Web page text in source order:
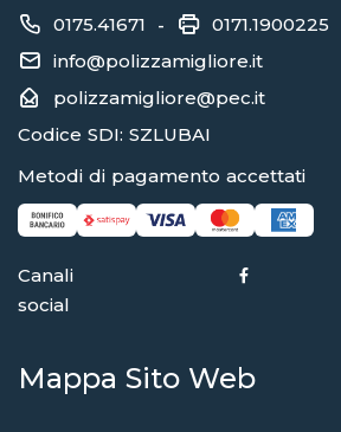
0175.41671 -
0171.1900225
info@polizzamigliore.it
polizzamigliore@pec.it
Codice SDI: SZLUBAI
Metodi di pagamento accettati
Canali
social
Mappa Sito Web